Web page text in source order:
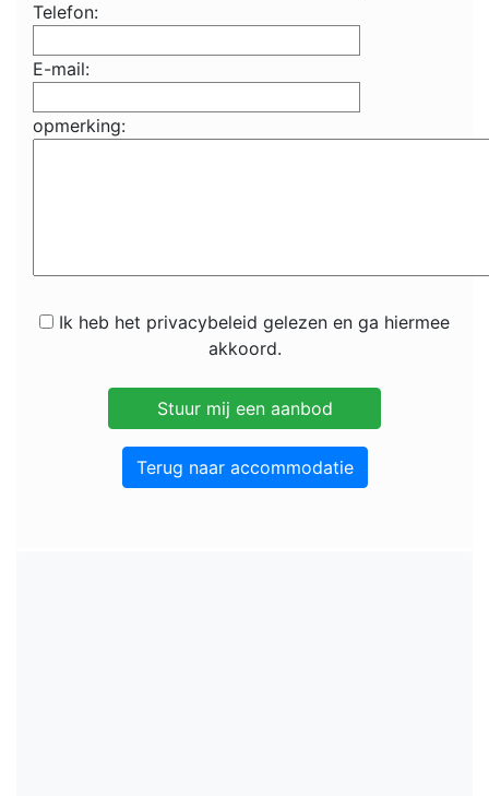
Telefon:
E-mail:
opmerking:
Ik heb het privacybeleid gelezen en ga hiermee
akkoord.
Terug naar accommodatie